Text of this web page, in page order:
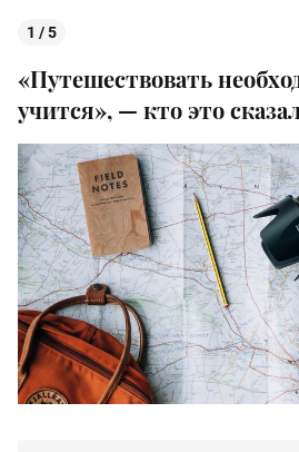
1 / 5
«Путешествовать
учится», — кто это